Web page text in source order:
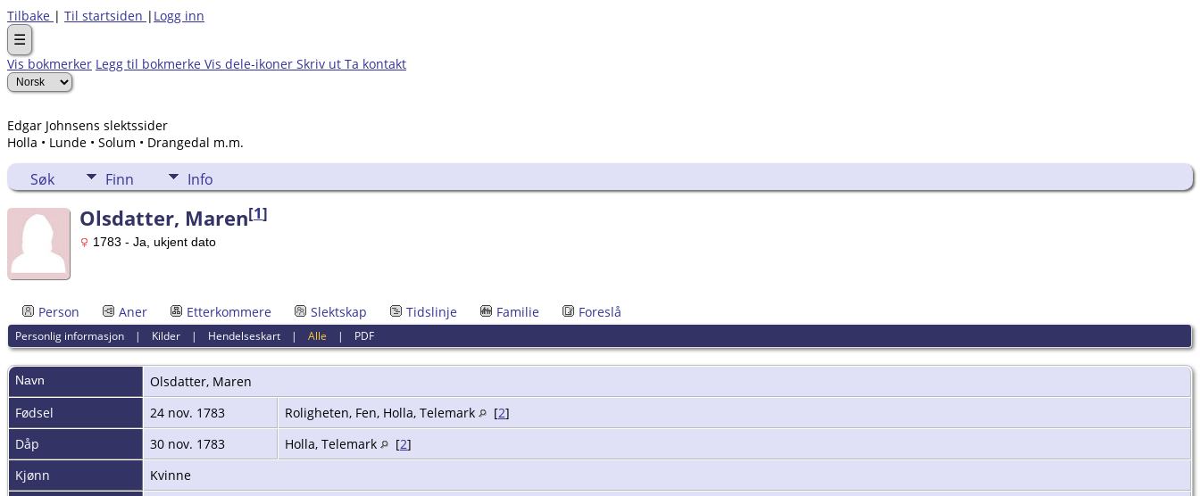
Tilbake | Til startsiden | Logg inn
☰
Vis bokmerker Legg til bokmerke Vis dele-ikoner Skriv ut Ta kontakt
Edgar Johnsens slektssider
Holla • Lunde • Solum • Drangedal m.m.
Søk Finn Info
Olsdatter, Maren[1]
1783 - Ja, ukjent dato
Person Aner Etterkommere Slektskap Tidslinje Familie Foreslå
Personlig informasjon | Kilder | Hendelseskart |Alle | PDF
Navn Olsdatter, Maren
Fødsel
24 nov. 1783 Roligheten, Fen, Holla, Telemark [2]
Dåp
30 nov. 1783 Holla, Telemark [2]
Kjønn
Kvinne